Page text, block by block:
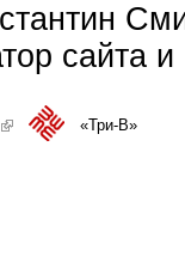
сайта
(link is external)«Три-В»